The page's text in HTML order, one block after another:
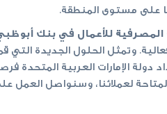
على مستوى المنطقة.
للأعمال في بنك
وتمثل الحلول الجديدة التي
دولة الإمارات العربية
لعملائنا، وسنواصل العمل